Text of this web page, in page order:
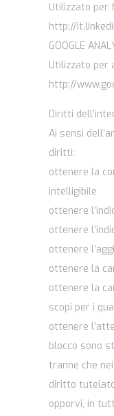
Utilizzato per
http://
GOOGLE
Utilizzato per
http://
Diritti
Ai sensi
diritti:
ottenere la
intelligibile
ottenere
ottenere
ottenere
ottenere la
ottenere la
scopi per i
ottenere
blocco sono
tranne che
diritto
opporvi, in